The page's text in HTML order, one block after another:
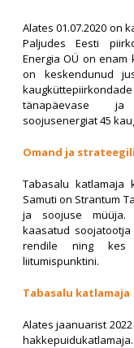
Alates 01.07.2020 on
Paljudes Eesti
Energia OÜ on enam
on keskendunud
tänapäevase ja
soojusenergiat 45
Omand ja
Tabasalu katlamaja
Samuti on Strantum
ja soojuse müüja.
kaasatud
rendile ning kes
liitumispunktini.
Tabasalu katlamaja
Alates jaanuarist
hakkepuidukatlamaja.